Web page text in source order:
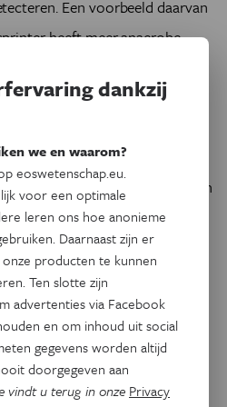
Een voorbeeld daarvan
heeft meer anaerobe,
afstandsloper meer aerobe,
verhouding tussen beide
en verschilt bijgevolg
kind wordt dus geboren met
of een inspanning tussen
kind heeft, kan je niet aan zijn
moet je in de spieren
een stukje spierweefsel
zegt professor Wim
‘Die methode is
accuraat. De samenstelling
van plek tot plek in je
dankzij
we en waarom?
eoswetenschap.eu.
voor een optimale
leren ons hoe anonieme
Daarnaast zijn er
producten te kunnen
Ten slotte zijn
advertenties via Facebook
en om inhoud uit social
gegevens worden altijd
doorgegeven aan
vindt u terug in onze Privacy